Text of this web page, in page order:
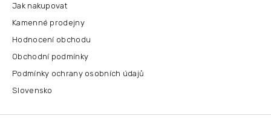
Jak nakupovat
Kamenné prodejny
Hodnocení obchodu
Obchodní podmínky
Podmínky ochrany osobních údajů
Slovensko